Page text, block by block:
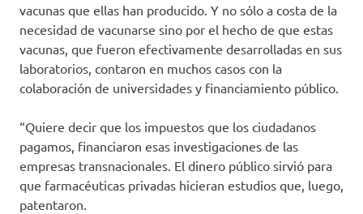
vacunas que ellas han producido. Y no sólo a costa de la
necesidad de vacunarse sino por el hecho de que estas
vacunas, que fueron efectivamente desarrolladas en sus
laboratorios, contaron en muchos casos con la
colaboración de universidades y financiamiento público.
“Quiere decir que los impuestos que los ciudadanos
pagamos, financiaron esas investigaciones de las
empresas transnacionales. El dinero público sirvió para
que farmacéuticas privadas hicieran estudios que, luego,
patentaron.